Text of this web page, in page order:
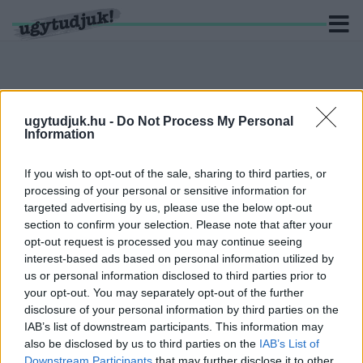
ugytudjuk.hu - Do Not Process My Personal
Information
If you wish to opt-out of the sale, sharing to third parties, or
processing of your personal or sensitive information for
targeted advertising by us, please use the below opt-out
section to confirm your selection. Please note that after your
opt-out request is processed you may continue seeing
interest-based ads based on personal information utilized by
us or personal information disclosed to third parties prior to
your opt-out. You may separately opt-out of the further
disclosure of your personal information by third parties on the
IAB’s list of downstream participants. This information may
also be disclosed by us to third parties on the IAB’s List of
Downstream Participants that may further disclose it to other
KERESÉS
"SAUL FIA-STÍLUSBAN" FORGATTÁK A
TRÓNOK HARCA UTOLSÓ ÉVADÁNAK EGYIK
JELENETÉT
2019. augusztus. 03. 14:33
Büszkeség.
DÍJAT NYERT NEMES JELES LÁSZLÓ
NAPSZÁLLTA CÍMŰ FILMJE CANNES-BAN
2019. május. 19. 14:58
Siker.